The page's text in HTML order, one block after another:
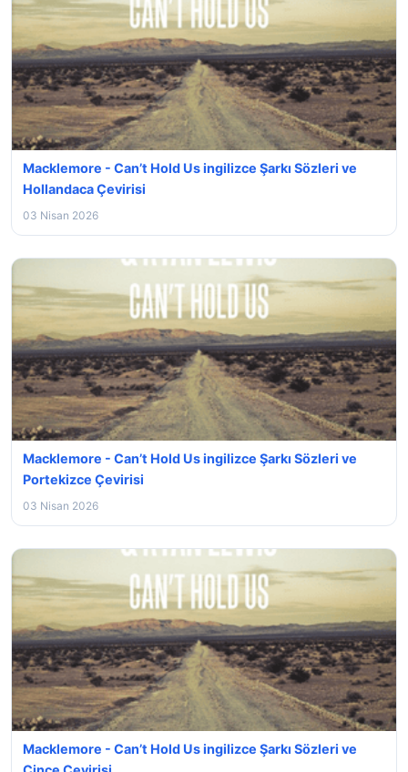
Macklemore - Can’t Hold Us ingilizce Şarkı Sözleri ve
Hollandaca Çevirisi
03 Nisan 2026
Macklemore - Can’t Hold Us ingilizce Şarkı Sözleri ve
Portekizce Çevirisi
03 Nisan 2026
Macklemore - Can’t Hold Us ingilizce Şarkı Sözleri ve